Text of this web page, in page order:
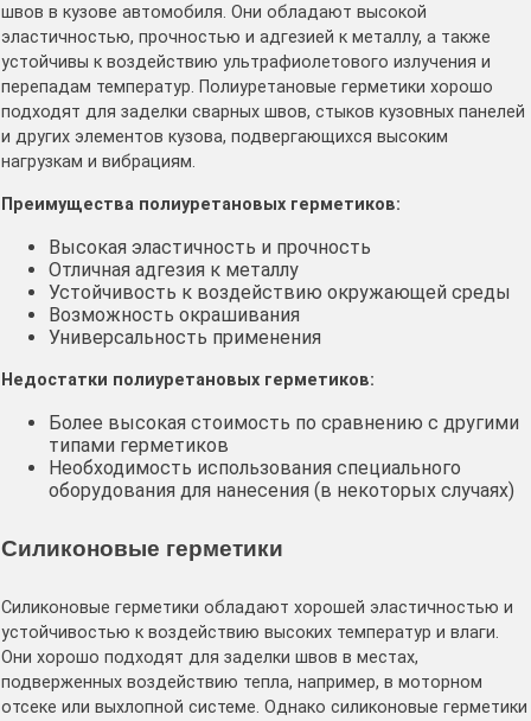
швов в кузове автомобиля․ Они обладают высокой
эластичностью, прочностью и адгезией к металлу, а также
устойчивы к воздействию ультрафиолетового излучения и
перепадам температур․ Полиуретановые герметики хорошо
подходят для заделки сварных швов, стыков кузовных панелей
и других элементов кузова, подвергающихся высоким
нагрузкам и вибрациям․
Преимущества полиуретановых герметиков:
Высокая эластичность и прочность
Отличная адгезия к металлу
Устойчивость к воздействию окружающей среды
Возможность окрашивания
Универсальность применения
Недостатки полиуретановых герметиков:
Более высокая стоимость по сравнению с другими
типами герметиков
Необходимость использования специального
оборудования для нанесения (в некоторых случаях)
Силиконовые герметики
Силиконовые герметики обладают хорошей эластичностью и
устойчивостью к воздействию высоких температур и влаги․
Они хорошо подходят для заделки швов в местах,
подверженных воздействию тепла, например, в моторном
отсеке или выхлопной системе․ Однако силиконовые герметики